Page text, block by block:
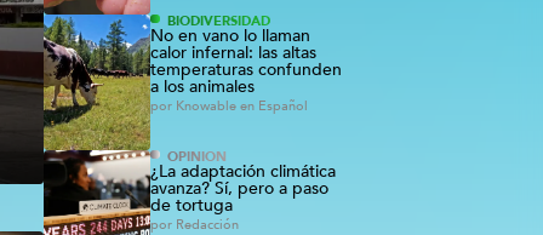
BIODIVERSIDAD
No en vano lo llaman
calor infernal: las altas
temperaturas confunden
a los animales
por Knowable en Español
OPINIÓN
¿La adaptación climática
avanza? Sí, pero a paso
de tortuga
por Redacción